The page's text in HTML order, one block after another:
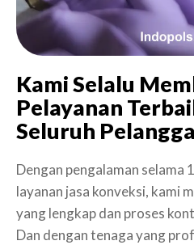
Kami Selalu
Pelayanan
Seluruh
Dengan pengalaman selama
layanan jasa konveksi, kami
yang lengkap dan proses
Dan dengan tenaga yang